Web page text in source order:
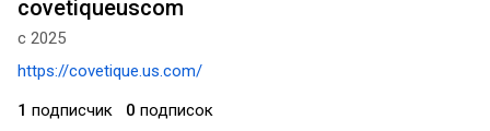
covetiqueuscom
с 2025
https://covetique.us.com/
1 подписчик 0 подписок